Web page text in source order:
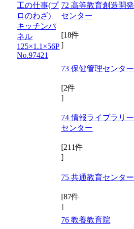
工の仕事(プ
ロのわざ)
キッチンパ
ネル
125×1.1×56P
No.97421
72 高等教育創造開発
センター
[18件
]
73 保健管理センター
[2件
]
74 情報ライブラリー
センター
[211件
]
75 共通教育センター
[87件
]
76 教養教育院